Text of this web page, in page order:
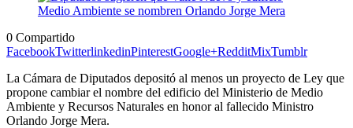
0 Compartido
FacebookTwitterlinkedinPinterestGoogle+RedditMixTumblr
La Cámara de Diputados depositó al menos un proyecto de Ley que
propone cambiar el nombre del edificio del Ministerio de Medio
Ambiente y Recursos Naturales en honor al fallecido Ministro
Orlando Jorge Mera.